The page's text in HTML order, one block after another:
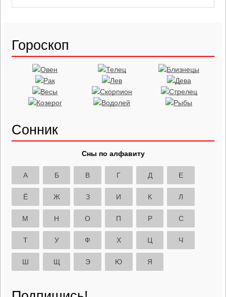
Гороскоп
Сонник
Сны по алфавиту
А Б В Г Д Е
Ё Ж З И К Л
М Н О П Р С
Т У Ф Х Ц Ч
Ш Щ Э Ю Я